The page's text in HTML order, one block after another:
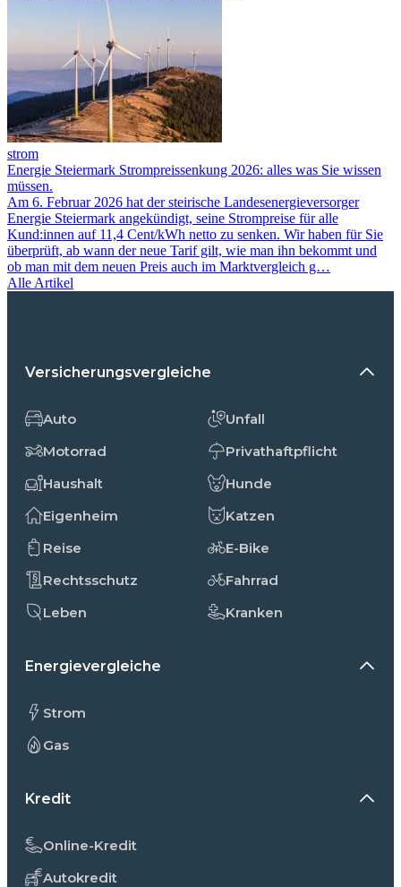
strom
Energie Steiermark Strompreissenkung 2026: alles was Sie wissen
müssen.
Am 6. Februar 2026 hat der steirische Landesenergieversorger
Energie Steiermark angekündigt, seine Strompreise für alle
Kund:innen auf 11,4 Cent/kWh netto zu senken. Wir haben für Sie
überprüft, ab wann der neue Tarif gilt, wie man ihn bekommt und
ob man mit dem neuen Preis auch im Marktvergleich g…
Alle Artikel
Versicherungsvergleiche
Auto
Motorrad
Haushalt
Eigenheim
Reise
Rechtsschutz
Leben
Unfall
Privathaftpflicht
Hunde
Katzen
E-Bike
Fahrrad
Kranken
Energievergleiche
Strom
Gas
Kredit
Online-Kredit
Autokredit